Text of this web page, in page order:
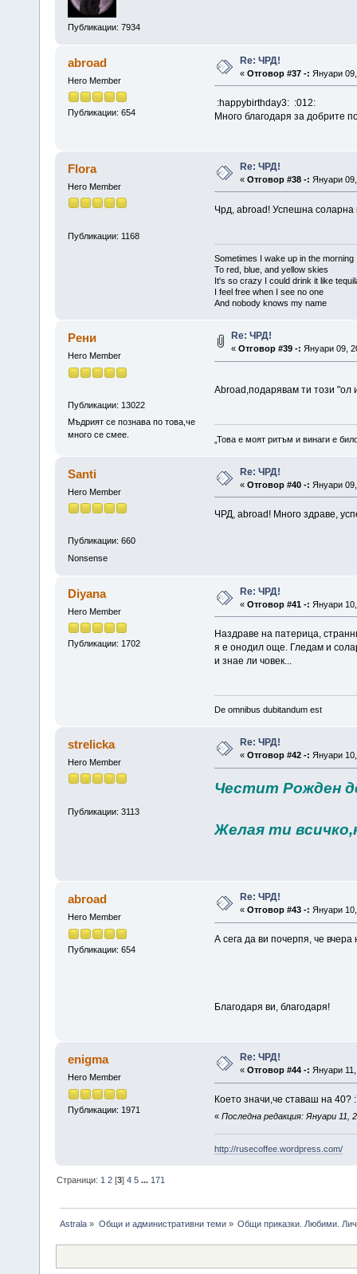
Публикации: 7934
abroad
Hero Member
Публикации: 654
Re: ЧРД!
« Отговор #37 -: Януари
:happybirthday3: :012:
Много благодаря за добрите
Flora
Hero Member
Публикации: 1168
Re: ЧРД!
« Отговор #38 -: Януари
Чрд, abroad! Успешна
Sometimes I wake up in the morning
To red, blue, and yellow skies
It's so crazy I could drink it like
I feel free when I see no one
And nobody knows my name
Рени
Hero Member
Публикации: 13022
Мъдрият се познава по това,че
много се смее.
Re: ЧРД!
« Отговор #39 -: Януари 09,
Abroad,подарявам ти този "ол
„Това е моят ритъм и винаги е
Santi
Hero Member
Публикации: 660
Nonsense
Re: ЧРД!
« Отговор #40 -: Януари
ЧРД, abroad! Много здраве,
Diyana
Hero Member
Публикации: 1702
Re: ЧРД!
« Отговор #41 -: Януари
Наздраве на патерица,
я е онодил още. Гледам и
и знае ли човек...
De omnibus dubitandum est
strelicka
Hero Member
Публикации: 3113
Re: ЧРД!
« Отговор #42 -: Януари
Честит Рожден
Желая ти
abroad
Hero Member
Публикации: 654
Re: ЧРД!
« Отговор #43 -: Януари
А сега да ви почерпя, че
Благодаря ви, благодаря!
enigma
Hero Member
Публикации: 1971
Re: ЧРД!
« Отговор #44 -: Януари
Което значи,че ставаш на 40?
« Последна редакция: Януари 11,
http://rusecoffee.wordpress.com/
Страници: 1 2 [3]4 5 ... 171
Astrala » Общи и административни теми» Общи приказки. Любими.